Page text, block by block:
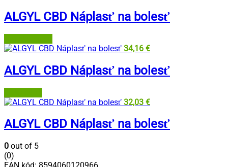
ALGYL CBD Náplasť na bolesť
34,16 €
ALGYL CBD Náplasť na bolesť
32,03 €
ALGYL CBD Náplasť na bolesť
0 out of 5
(0)